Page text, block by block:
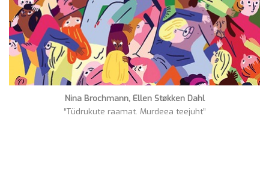
Nina Brochmann, Ellen Støkken Dahl
“Tüdrukute raamat. Murdeea teejuht”